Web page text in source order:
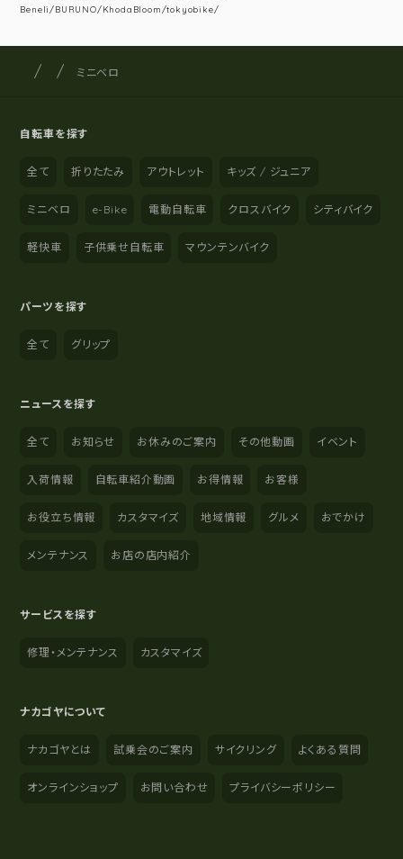
Beneli/BURUNO/KhodaBloom/tokyobike/
サイト内の現在地
サイクルショップナカゴヤ
ミニベロ
自転車を探す
全て 折りたたみ アウトレット キッズ / ジュニア
ミニベロ e-Bike 電動自転車 クロスバイク シティバイク
軽快車 子供乗せ自転車 マウンテンバイク
パーツを探す
全て グリップ
ニュースを探す
全て お知らせ お休みのご案内 その他動画 イベント
入荷情報 自転車紹介動画 お得情報 お客様
お役立ち情報 カスタマイズ 地域情報 グルメ おでかけ
メンテナンス お店の店内紹介
サービスを探す
修理・メンテナンス カスタマイズ
ナカゴヤについて
ナカゴヤとは 試乗会のご案内 サイクリング よくある質問
オンラインショップ お問い合わせ プライバシーポリシー